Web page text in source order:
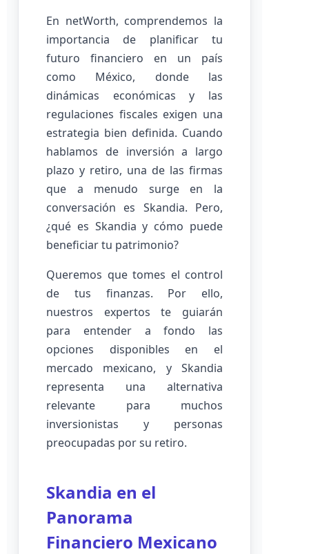
En netWorth, comprendemos la
importancia de planificar tu
futuro financiero en un país
como México, donde las
dinámicas económicas y las
regulaciones fiscales exigen una
estrategia bien definida. Cuando
hablamos de inversión a largo
plazo y retiro, una de las firmas
que a menudo surge en la
conversación es Skandia. Pero,
¿qué es Skandia y cómo puede
beneficiar tu patrimonio?
Queremos que tomes el control
de tus finanzas. Por ello,
nuestros expertos te guiarán
para entender a fondo las
opciones disponibles en el
mercado mexicano, y Skandia
representa una alternativa
relevante para muchos
inversionistas y personas
preocupadas por su retiro.
Skandia en el
Panorama
Financiero Mexicano